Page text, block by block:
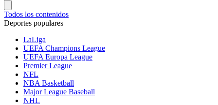
Todos los contenidos
Deportes populares
LaLiga
UEFA Champions League
UEFA Europa League
Premier League
NFL
NBA Basketball
Major League Baseball
NHL